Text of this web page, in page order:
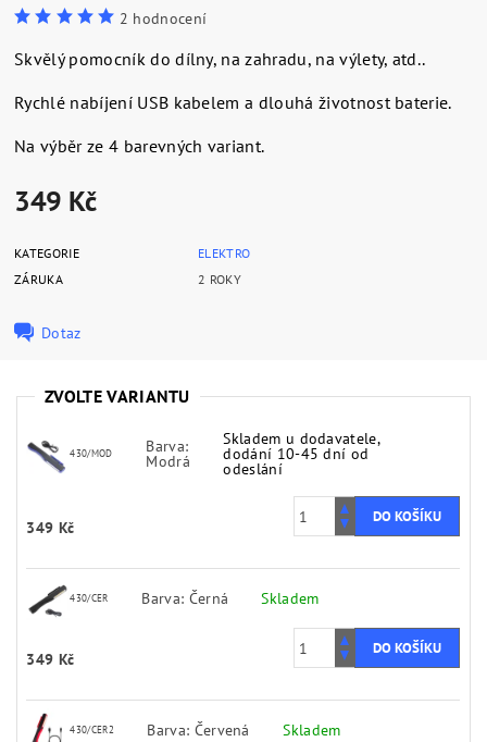
2 hodnocení
Skvělý pomocník do dílny, na zahradu, na výlety, atd..
Rychlé nabíjení USB kabelem a dlouhá životnost baterie.
Na výběr ze 4 barevných variant.
349 Kč
KATEGORIE
ELEKTRO
ZÁRUKA
2 ROKY
Dotaz
ZVOLTE VARIANTU
430/MOD Barva:
Modrá
Skladem u dodavatele,
dodání 10-45 dní od
odeslání
349 Kč
430/CER Barva: Černá Skladem
349 Kč
430/CER2 Barva: Červená Skladem